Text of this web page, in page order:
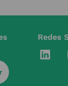
Redes